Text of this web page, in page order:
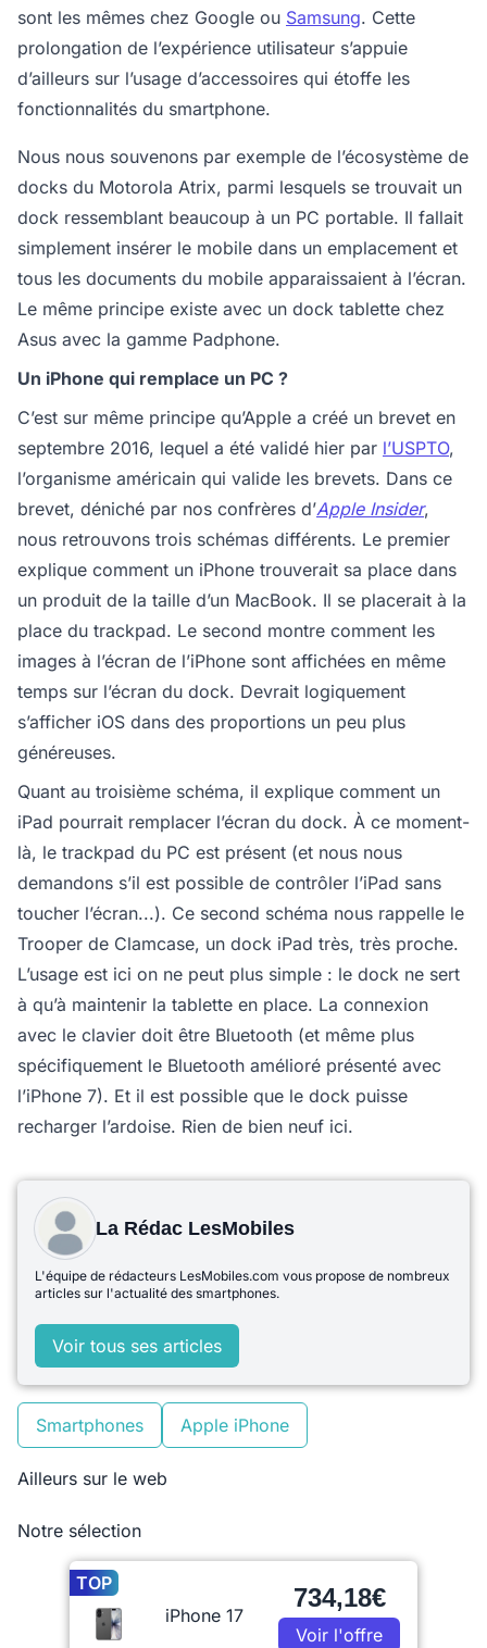
sont les mêmes chez Google ou Samsung. Cette
prolongation de l’expérience utilisateur s’appuie
d’ailleurs sur l’usage d’accessoires qui étoffe les
fonctionnalités du smartphone.
Nous nous souvenons par exemple de l’écosystème de
docks du Motorola Atrix, parmi lesquels se trouvait un
dock ressemblant beaucoup à un PC portable. Il fallait
simplement insérer le mobile dans un emplacement et
tous les documents du mobile apparaissaient à l’écran.
Le même principe existe avec un dock tablette chez
Asus avec la gamme Padphone.
Un iPhone qui remplace un PC ?
C’est sur même principe qu’Apple a créé un brevet en
septembre 2016, lequel a été validé hier par l’USPTO,
l’organisme américain qui valide les brevets. Dans ce
brevet, déniché par nos confrères d’Apple Insider,
nous retrouvons trois schémas différents. Le premier
explique comment un iPhone trouverait sa place dans
un produit de la taille d’un MacBook. Il se placerait à la
place du trackpad. Le second montre comment les
images à l’écran de l’iPhone sont affichées en même
temps sur l’écran du dock. Devrait logiquement
s’afficher iOS dans des proportions un peu plus
généreuses.
Quant au troisième schéma, il explique comment un
iPad pourrait remplacer l’écran du dock. À ce moment-
là, le trackpad du PC est présent (et nous nous
demandons s’il est possible de contrôler l’iPad sans
toucher l’écran...). Ce second schéma nous rappelle le
Trooper de Clamcase, un dock iPad très, très proche.
L’usage est ici on ne peut plus simple : le dock ne sert
à qu’à maintenir la tablette en place. La connexion
avec le clavier doit être Bluetooth (et même plus
spécifiquement le Bluetooth amélioré présenté avec
l’iPhone 7). Et il est possible que le dock puisse
recharger l’ardoise. Rien de bien neuf ici.
La Rédac LesMobiles
L'équipe de rédacteurs LesMobiles.com vous propose de nombreux
articles sur l'actualité des smartphones.
Voir tous ses articles
Smartphones Apple iPhone
Ailleurs sur le web
Notre sélection
TOP
iPhone 17
734,18€
Voir l'offre